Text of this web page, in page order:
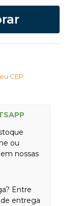
CEP
ou
nossas
Entre
entrega